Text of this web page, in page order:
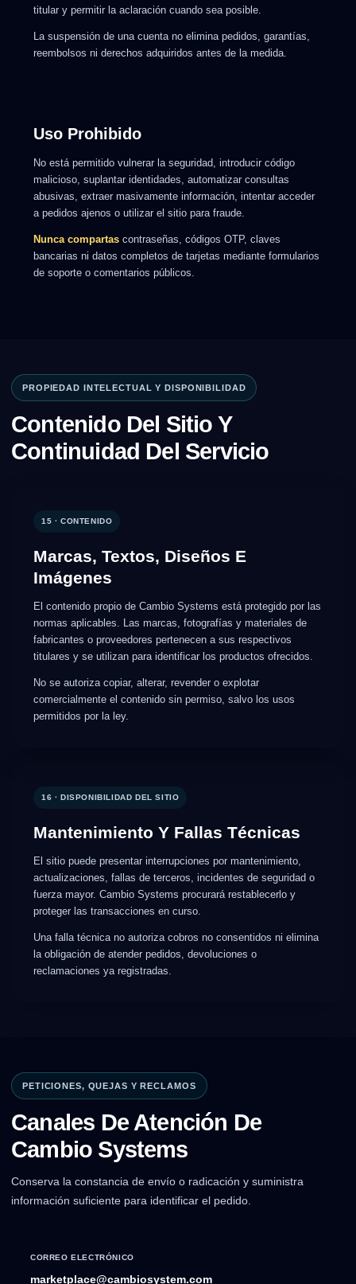
titular y permitir la aclaración cuando sea posible.
La suspensión de una cuenta no elimina pedidos, garantías,
reembolsos ni derechos adquiridos antes de la medida.
Uso Prohibido
No está permitido vulnerar la seguridad, introducir código
malicioso, suplantar identidades, automatizar consultas
abusivas, extraer masivamente información, intentar acceder
a pedidos ajenos o utilizar el sitio para fraude.
Nunca compartas contraseñas, códigos OTP, claves
bancarias ni datos completos de tarjetas mediante formularios
de soporte o comentarios públicos.
PROPIEDAD INTELECTUAL Y DISPONIBILIDAD
Contenido Del Sitio Y
Continuidad Del Servicio
15 · CONTENIDO
Marcas, Textos, Diseños E
Imágenes
El contenido propio de Cambio Systems está protegido por las
normas aplicables. Las marcas, fotografías y materiales de
fabricantes o proveedores pertenecen a sus respectivos
titulares y se utilizan para identificar los productos ofrecidos.
No se autoriza copiar, alterar, revender o explotar
comercialmente el contenido sin permiso, salvo los usos
permitidos por la ley.
16 · DISPONIBILIDAD DEL SITIO
Mantenimiento Y Fallas Técnicas
El sitio puede presentar interrupciones por mantenimiento,
actualizaciones, fallas de terceros, incidentes de seguridad o
fuerza mayor. Cambio Systems procurará restablecerlo y
proteger las transacciones en curso.
Una falla técnica no autoriza cobros no consentidos ni elimina
la obligación de atender pedidos, devoluciones o
reclamaciones ya registradas.
PETICIONES, QUEJAS Y RECLAMOS
Canales De Atención De
Cambio Systems
Conserva la constancia de envío o radicación y suministra
información suficiente para identificar el pedido.
CORREO ELECTRÓNICO
marketplace@cambiosystem.com